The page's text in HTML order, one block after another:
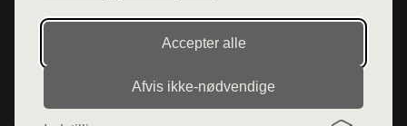
Accepter alle
Afvis ikke‑nødvendige
Denne side er en del af want.dk, der udgiver en række
hjemmesider med præsentation af forskellige produkter fra
diverse webshops. Der sælges ikke varer fra denne side - vi
henviser til de shops, som sælger varen. Vi har heller ikke
varerne på lager.